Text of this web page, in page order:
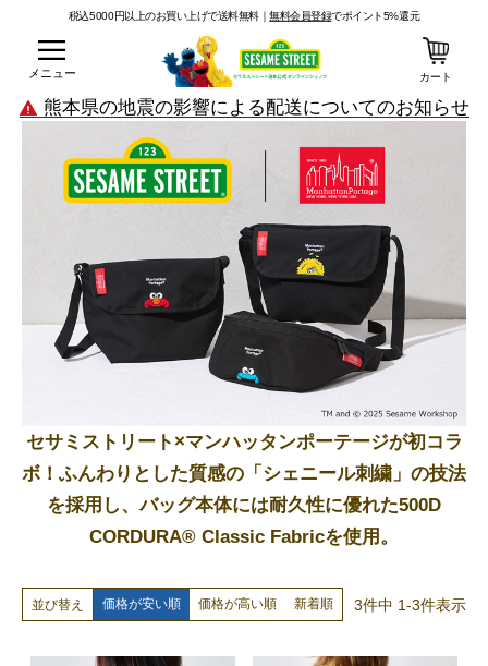
税込5000円以上のお買い上げで送料無料｜無料会員登録でポイント5%還元
メニュー カート
熊本県の地震の影響による配送についてのお知らせ
セサミストリート×マンハッタンポーテージが初コラ
ボ！ ふんわりとした質感の「シェニール刺繍」の技法
を採用し、バッグ本体には耐久性に優れた500D
CORDURA® Classic Fabricを使用。
並び替え 価格が安い順 価格が高い順 新着順 3件中 1-3件表示